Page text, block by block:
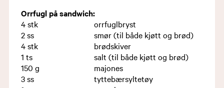
Orrfugl på sandwich:
4stk
orrfuglbryst
2ss
smør (til både kjøtt og brød)
4stk
brødskiver
1 ts
salt (til både kjøtt og brød)
150 g
majones
3ss
tyttebærsyltetøy